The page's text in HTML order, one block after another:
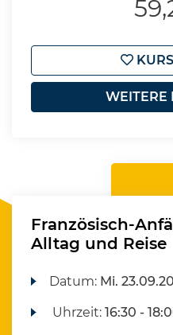
WEITERE
Französisch-
Alltag und Reise
Datum: Mi.
Uhrzeit:16:30 -